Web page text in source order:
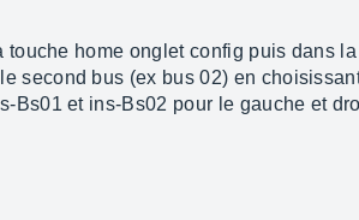
home onglet config puis dans
second bus (ex bus 02) en
Bs01 et ins-Bs02 pour le gauche et